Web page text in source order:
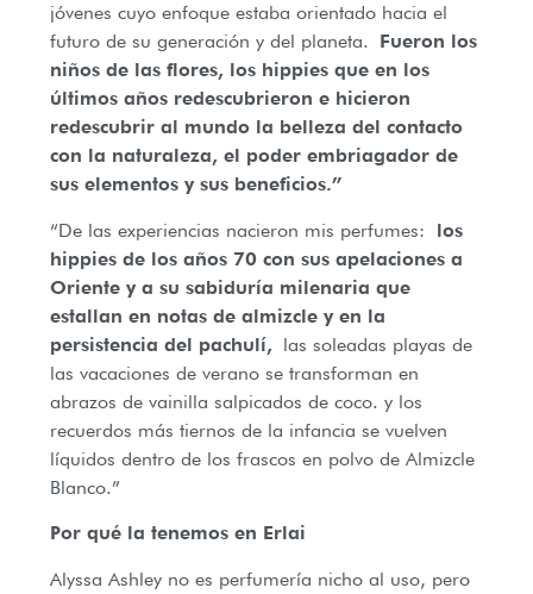
jóvenes cuyo enfoque estaba orientado hacia el
futuro de su generación y del planeta. Fueron los
niños de las flores, los hippies que en los
últimos años redescubrieron e hicieron
redescubrir al mundo la belleza del contacto
con la naturaleza, el poder embriagador de
sus elementos y sus beneficios.”
“De las experiencias nacieron mis perfumes: los
hippies de los años 70 con sus apelaciones a
Oriente y a su sabiduría milenaria que
estallan en notas de almizcle y en la
persistencia del pachulí, las soleadas playas de
las vacaciones de verano se transforman en
abrazos de vainilla salpicados de coco. y los
recuerdos más tiernos de la infancia se vuelven
líquidos dentro de los frascos en polvo de Almizcle
Blanco.”
Por qué la tenemos en Erlai
Alyssa Ashley no es perfumería nicho al uso, pero